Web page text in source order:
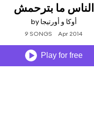
الناس ما بترحمش
by أوكا و أورتيجا
9 SONGS Apr 2014
Play for free